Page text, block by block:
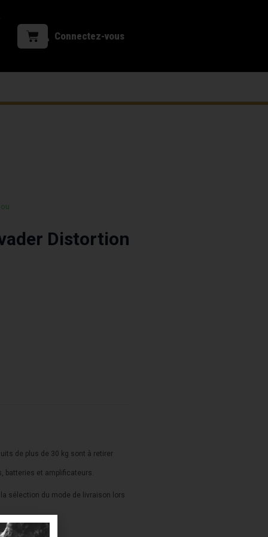
Connectez-vous
Distortion
de plus de 30 kg sont à retirer
batteries et amplificateurs.
sélection du mode de livraison lors